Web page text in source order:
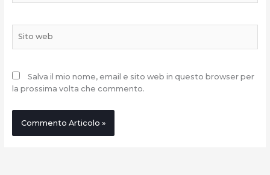
web
Salva il mio nome, email e sito web in questo browser per
la prossima volta che commento.